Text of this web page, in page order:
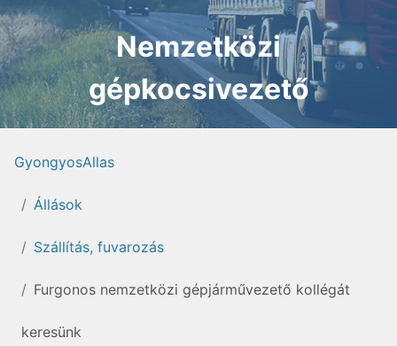
Nemzetközi
gépkocsivezető
GyongyosAllas
Állások
Szállítás, fuvarozás
Furgonos nemzetközi gépjárművezető kollégát
keresünk